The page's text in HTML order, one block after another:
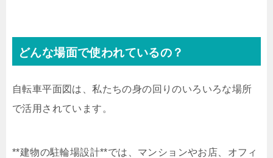
どんな場面で使われているの？
自転車平面図は、私たちの身の回りのいろいろな場所
で活用されています。
**建物の駐輪場設計**では、マンションやお店、オフィ